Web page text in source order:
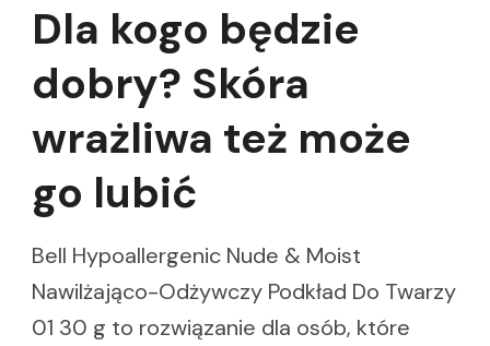
Dla kogo będzie
dobry? Skóra
wrażliwa też może
go lubić
Bell Hypoallergenic Nude & Moist
Nawilżająco-Odżywczy Podkład Do Twarzy
01 30 g to rozwiązanie dla osób, które